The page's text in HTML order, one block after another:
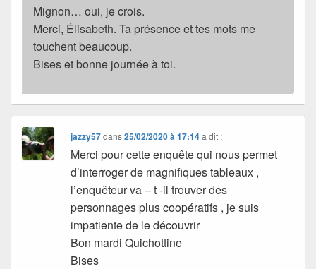
Mignon… oui, je crois.
Merci, Élisabeth. Ta présence et tes mots me
touchent beaucoup.
Bises et bonne journée à toi.
jazzy57dans25/02/2020 à 17:14 a dit :
Merci pour cette enquête qui nous permet
d’interroger de magnifiques tableaux ,
l’enquêteur va – t -il trouver des
personnages plus coopératifs , je suis
impatiente de le découvrir
Bon mardi Quichottine
Bises